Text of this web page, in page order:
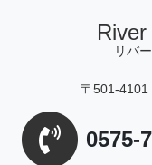
リバ
〒501-4101
0575-